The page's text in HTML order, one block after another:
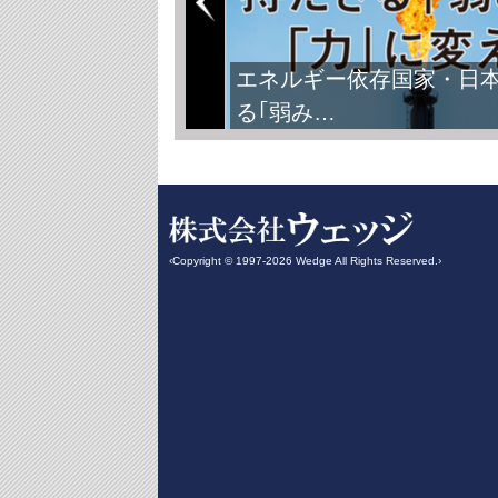
FIFAワールドカップ2026
‹Copyright © 1997-2026 Wedge All Rights Reserved.›